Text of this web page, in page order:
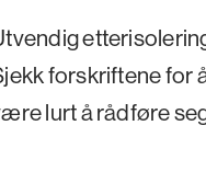
forskriftene for
lurt å rådføre